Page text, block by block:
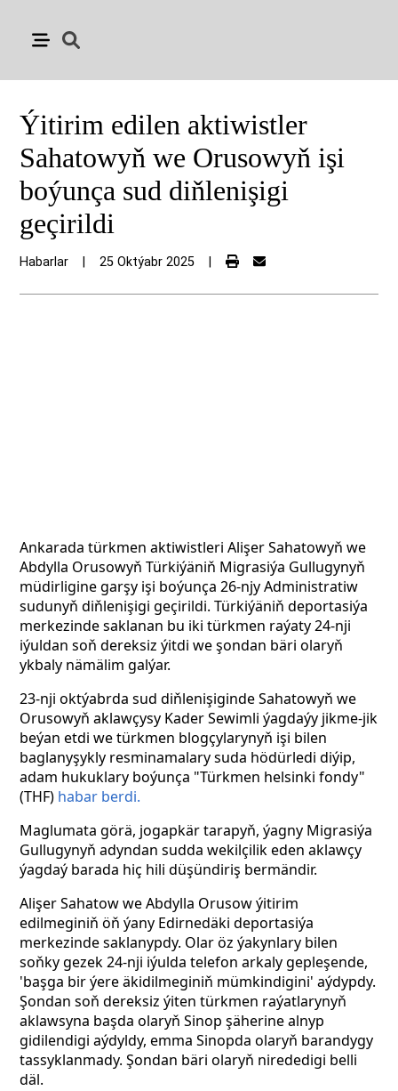
Ýitirim edilen aktiwistler
Sahatowyň we Orusowyň işi
boýunça sud diňlenişigi
geçirildi
Habarlar 25 Oktýabr 2025
Ankarada türkmen aktiwistleri Alişer Sahatowyň we
Abdylla Orusowyň Türkiýäniň Migrasiýa Gullugynyň
müdirligine garşy işi boýunça 26-njy Administratiw
sudunyň diňlenişigi geçirildi. Türkiýäniň deportasiýa
merkezinde saklanan bu iki türkmen raýaty 24-nji
iýuldan soň dereksiz ýitdi we şondan bäri olaryň
ykbaly nämälim galýar.
23-nji oktýabrda sud diňlenişiginde Sahatowyň we
Orusowyň aklawçysy Kader Sewimli ýagdaýy jikme-jik
beýan etdi we türkmen blogçylarynyň işi bilen
baglanyşykly resminamalary suda hödürledi diýip,
adam hukuklary boýunça "Türkmen helsinki fondy"
(THF) habar berdi.
Maglumata görä, jogapkär tarapyň, ýagny Migrasiýa
Gullugynyň adyndan sudda wekilçilik eden aklawçy
ýagdaý barada hiç hili düşündiriş bermändir.
Alişer Sahatow we Abdylla Orusow ýitirim
edilmeginiň öň ýany Edirnedäki deportasiýa
merkezinde saklanypdy. Olar öz ýakynlary bilen
soňky gezek 24-nji iýulda telefon arkaly gepleşende,
'başga bir ýere äkidilmeginiň mümkindigini' aýdypdy.
Şondan soň dereksiz ýiten türkmen raýatlarynyň
aklawsyna başda olaryň Sinop şäherine alnyp
gidilendigi aýdyldy, emma Sinopda olaryň barandygy
tassyklanmady. Şondan bäri olaryň nirededigi belli
däl.